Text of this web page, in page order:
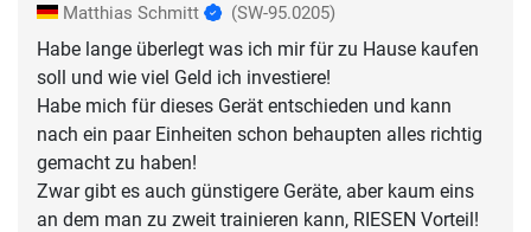
Matthias Schmitt (SW-95.0205)
Habe lange überlegt was ich mir für zu Hause kaufen
soll und wie viel Geld ich investiere!
Habe mich für dieses Gerät entschieden und kann
nach ein paar Einheiten schon behaupten alles richtig
gemacht zu haben!
Zwar gibt es auch günstigere Geräte, aber kaum eins
an dem man zu zweit trainieren kann, RIESEN Vorteil!